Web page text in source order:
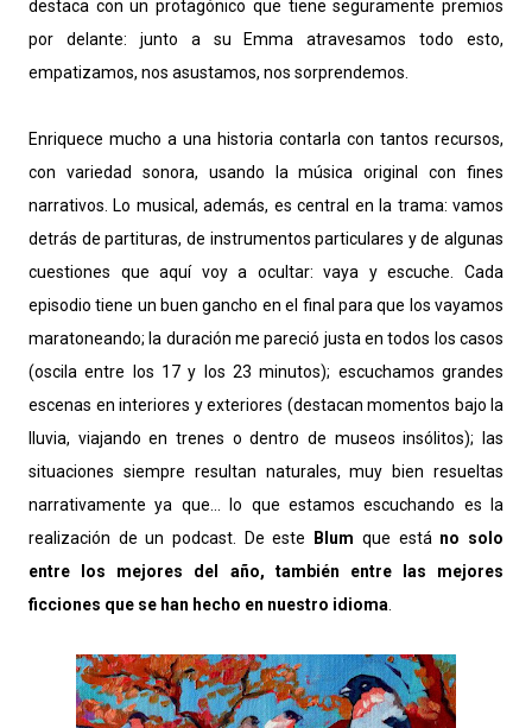
destaca con un protagónico que tiene seguramente premios
por delante: junto a su Emma atravesamos todo esto,
empatizamos, nos asustamos, nos sorprendemos.
Enriquece mucho a una historia contarla con tantos recursos,
con variedad sonora, usando la música original con fines
narrativos. Lo musical, además, es central en la trama: vamos
detrás de partituras, de instrumentos particulares y de algunas
cuestiones que aquí voy a ocultar: vaya y escuche. Cada
episodio tiene un buen gancho en el final para que los vayamos
maratoneando; la duración me pareció justa en todos los casos
(oscila entre los 17 y los 23 minutos); escuchamos grandes
escenas en interiores y exteriores (destacan momentos bajo la
lluvia, viajando en trenes o dentro de museos insólitos); las
situaciones siempre resultan naturales, muy bien resueltas
narrativamente ya que... lo que estamos escuchando es la
realización de un podcast. De este
Blum que está no solo
entre los mejores del año, también entre las mejores
ficciones que se han hecho en nuestro idioma.